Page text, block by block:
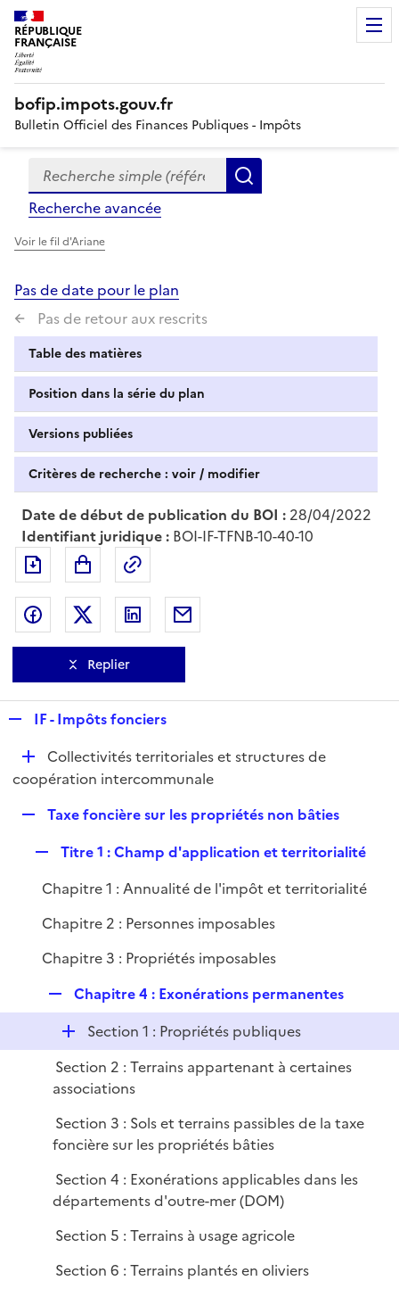
RÉPUBLIQUE
FRANÇAISE
bofip.impots.gouv.fr
Bulletin Officiel des Finances Publiques - Impôts
Formulaire
de
recherche
Recherche simple (références, mots clés, partie du
Recherche avancée
Voir le fil d'Ariane
Pas de date pour le plan
Pas de retour aux rescrits
Table des matières
Position dans la série du plan
Versions publiées
Critères de recherche : voir / modifier
Date de début de publication du BOI : 28/04/2022
Identifiant juridique : BOI-IF-TFNB-10-40-10
Exporter le document au format pdf
Partager sur Facebook
Partager sur Twitter
Partager sur LinkedIn
Replier
p
l
IF - Impôts fonciers
D
é
r
Collectivités territoriales et structures de
coopération intercommunale
p
e
Taxe foncière sur les propriétés non bâties
p
l
e
Titre 1 : Champ d'application et territorialité
Chapitre 1 : Annualité de l'impôt et territorialité
Chapitre 2 : Personnes imposables
Chapitre 3 : Propriétés imposables
e
p
l
i
e
r
Chapitre 4 : Exonérations permanentes
D
é
p
l
i
e
Section 1 : Propriétés publiques
Section 2 : Terrains appartenant à certaines
associations
Section 3 : Sols et terrains passibles de la taxe
foncière sur les propriétés bâties
Section 4 : Exonérations applicables dans les
départements d'outre-mer (DOM)
Section 5 : Terrains à usage agricole
Section 6 : Terrains plantés en oliviers